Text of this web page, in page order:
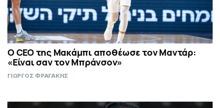
Ο CEO της Μακάμπι αποθέωσε τον Μαντάρ:
«Είναι σαν τον Μπράνσον»
ΓΙΩΡΓΟΣ ΦΡΑΓΑΚΗΣ